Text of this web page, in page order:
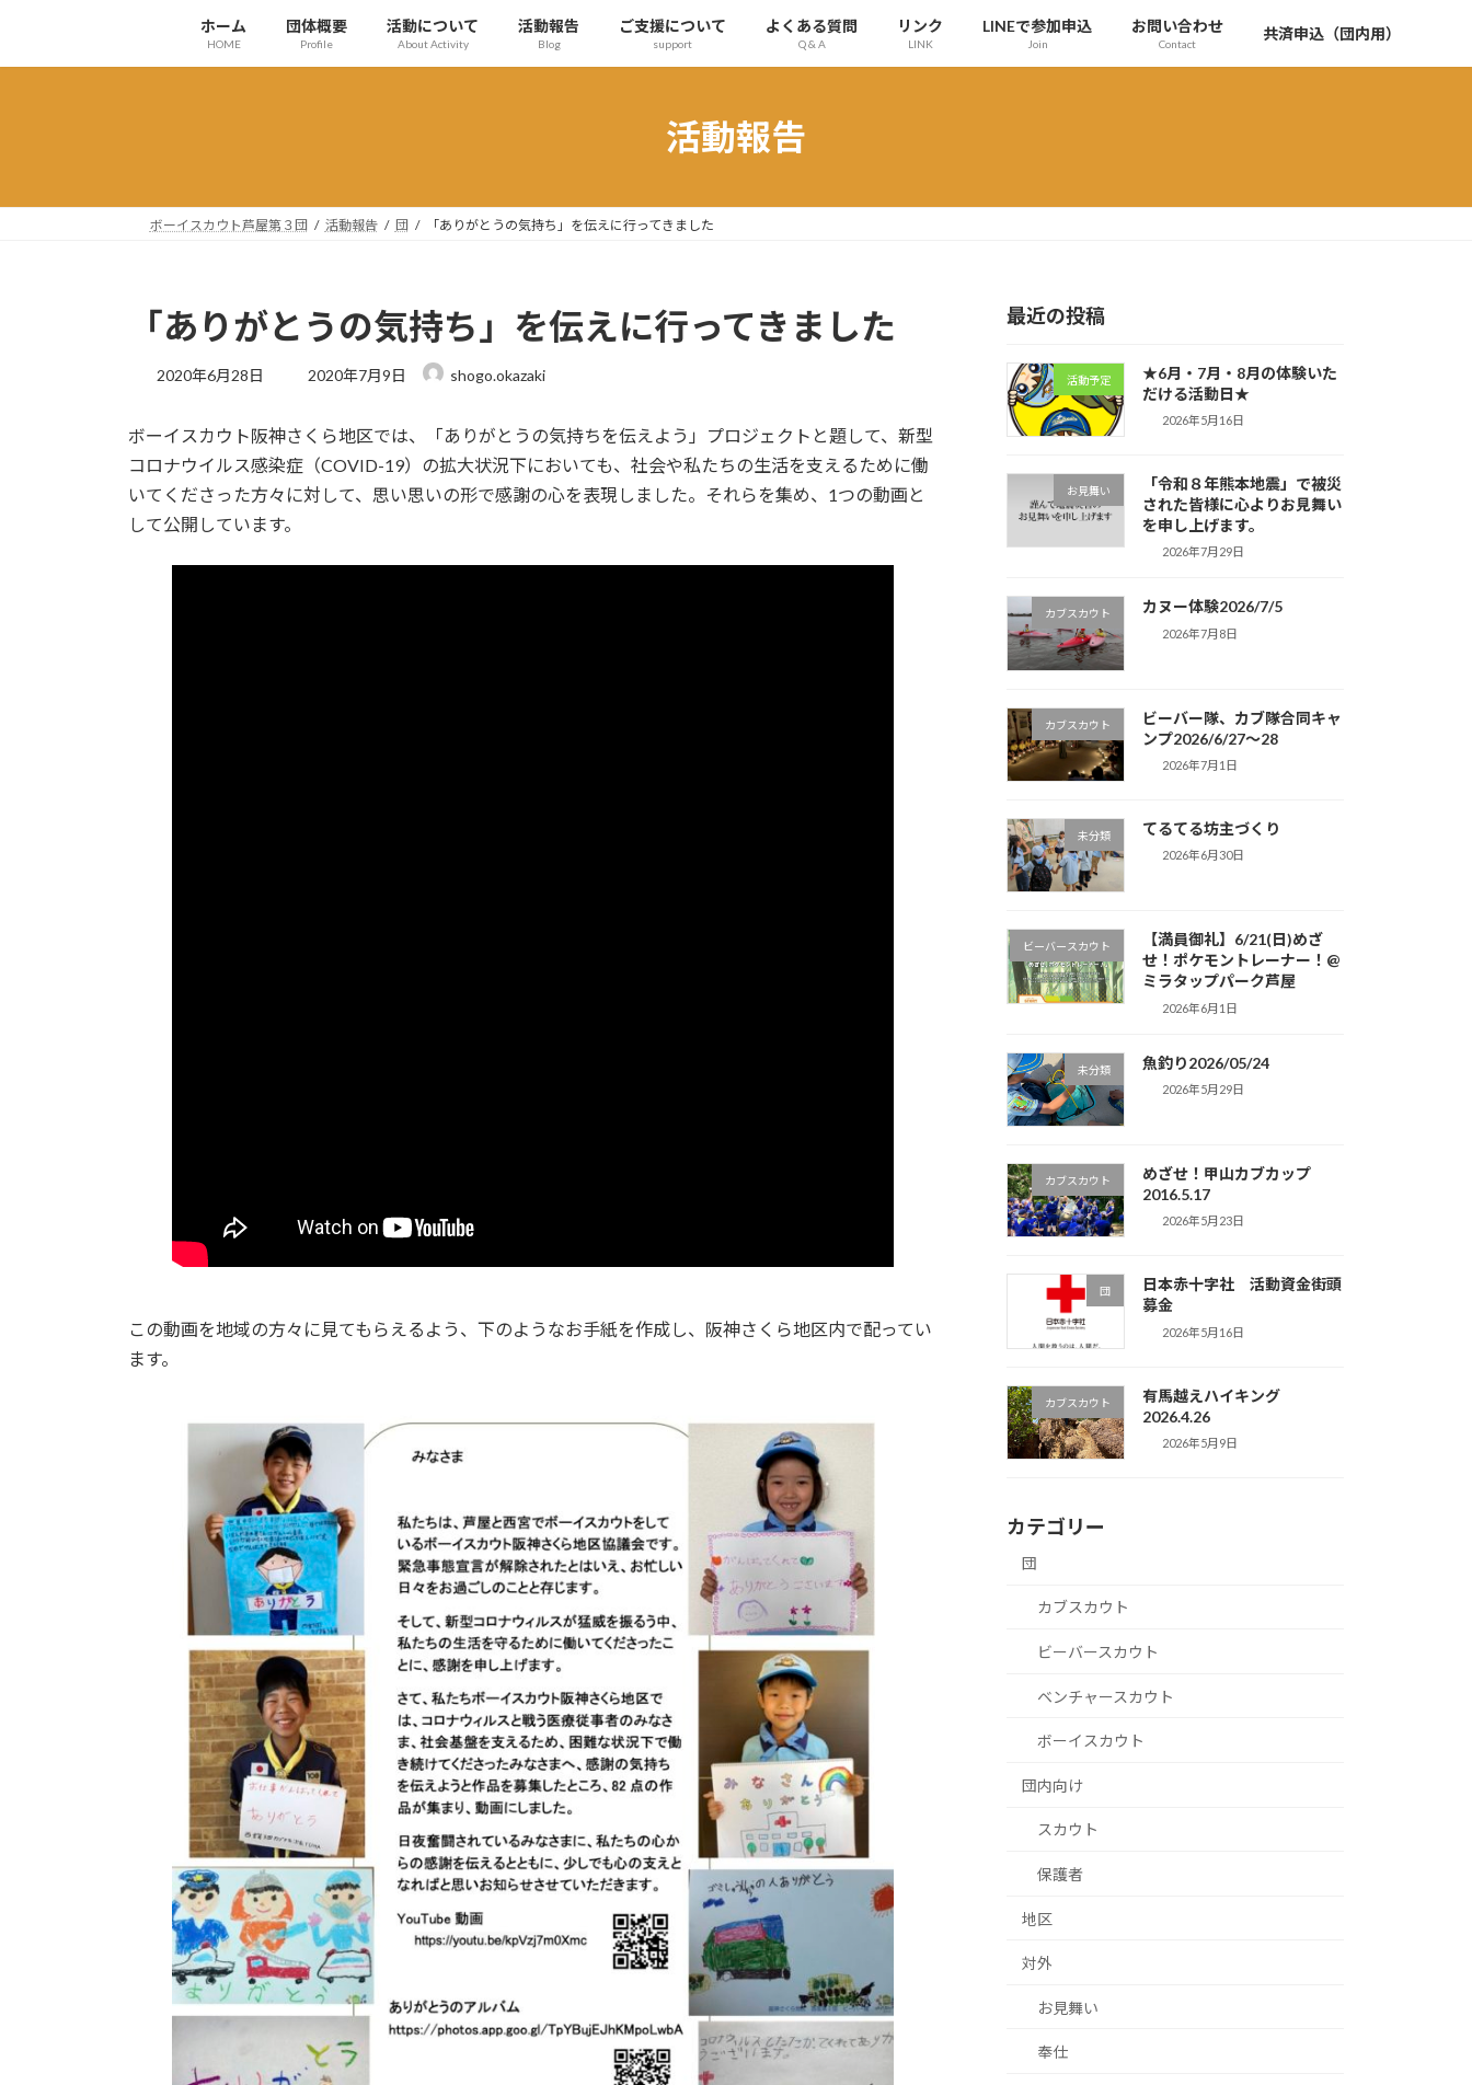
テ
ゲ
ホーム
HOME
団体概要
Profile
活動について
About Activity
活動報告
Blog
ご支援について
support
よくある質問
Q & A
リンク
LINK
LINEで参加申込
Join
お問い合わせ
Contact
共済申込（団内用）
活動報告
ボーイスカウト芦屋第３団 活動報告 団 「ありがとうの気持ち」を伝えに行ってきました
「ありがとうの気持ち」を伝えに行ってきました
2020年6月28日
最
新
日
時
:
2020年7月9日 shogo.okazaki
ボーイスカウト阪神さくら地区では、「ありがとうの気持ちを伝えよう」プロジェクトと題して、新型
コロナウイルス感染症（COVID-19）の拡大状況下においても、社会や私たちの生活を支えるために働
いてくださった方々に対して、思い思いの形で感謝の心を表現しました。それらを集め、1つの動画と
して公開しています。
この動画を地域の方々に見てもらえるよう、下のようなお手紙を作成し、阪神さくら地区内で配ってい
ます。
最近の投稿
活動予定
★6月・7月・8月の体験いた
だける活動日★
2026年5月16日
お見舞い
「令和８年熊本地震」で被災
された皆様に心よりお見舞い
を申し上げます。
2026年7月29日
カブスカウト カヌー体験2026/7/5
2026年7月8日
カブスカウト
ビーバー隊、カブ隊合同キャ
ンプ2026/6/27〜28
2026年7月1日
未分類 てるてる坊主づくり
2026年6月30日
ビーバースカウト
【満員御礼】6/21(日)めざ
せ！ポケモントレーナー！@
ミラタップパーク芦屋
2026年6月1日
未分類 魚釣り2026/05/24
2026年5月29日
カブスカウト
めざせ！甲山カブカップ
2016.5.17
2026年5月23日
団
日本赤十字社 活動資金街頭
募金
2026年5月16日
カブスカウト
有馬越えハイキング
2026.4.26
2026年5月9日
カテゴリー
団
カブスカウト
ビーバースカウト
ベンチャースカウト
ボーイスカウト
団内向け
スカウト
保護者
地区
対外
お見舞い
奉仕